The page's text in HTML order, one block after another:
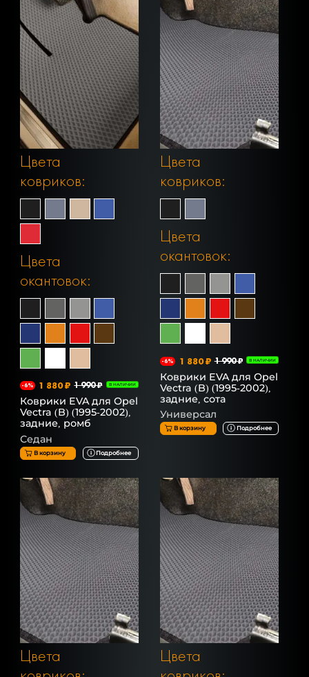
Цвета
ковриков:
Цвета
окантовок:
-6% 1 880 ₽ 1 990 ₽ В НАЛИЧИИ
Коврики EVA для Opel
Vectra (B) (1995-2002),
задние, ромб
Седан
В корзину Подробнее
Цвета
ковриков:
Цвета
окантовок:
-6% 1 880 ₽ 1 990 ₽ В НАЛИЧИИ
Коврики EVA для Opel
Vectra (B) (1995-2002),
задние, сота
Универсал
В корзину Подробнее
Цвета
Цвета